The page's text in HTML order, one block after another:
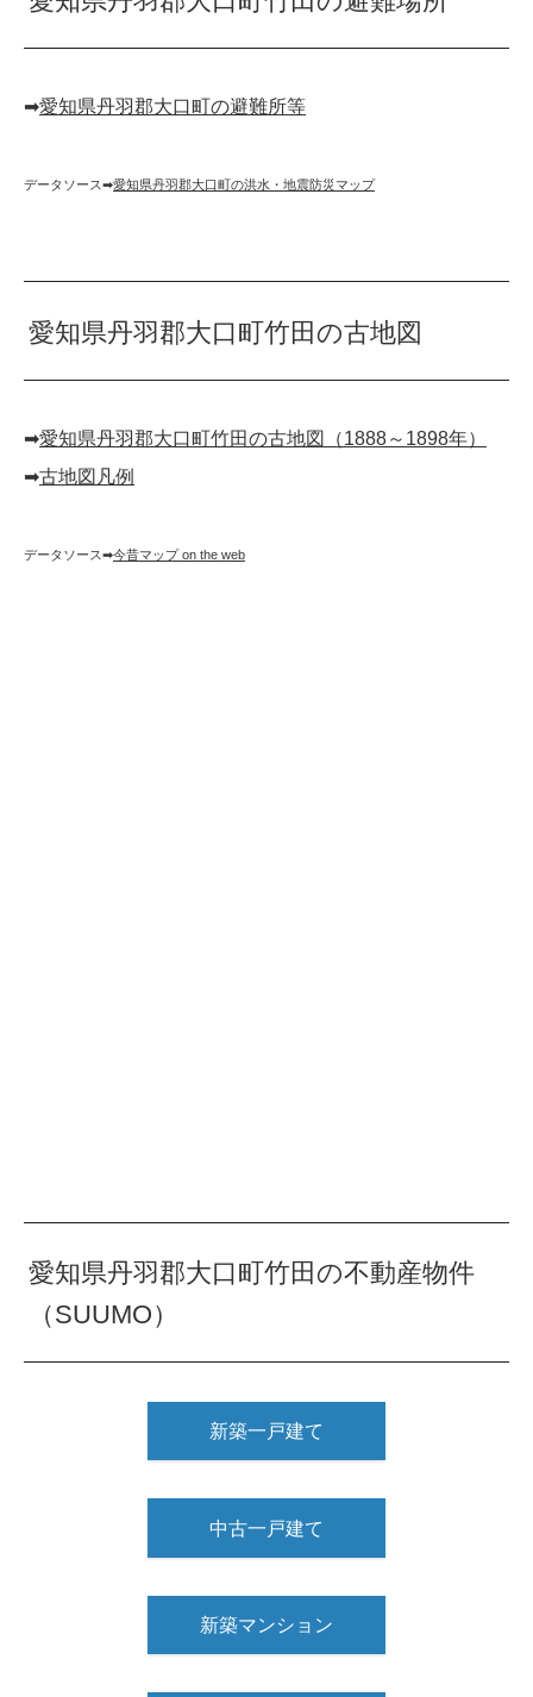
➡︎愛知県丹羽郡大口町の避難所等
データソース➡︎愛知県丹羽郡大口町の洪水・地震防災マップ
愛知県丹羽郡大口町竹田の古地図
➡︎愛知県丹羽郡大口町竹田の古地図（1888～1898年）
➡︎古地図凡例
データソース➡︎今昔マップ on the web
愛知県丹羽郡大口町竹田の不動産物件
（SUUMO）
新築一戸建て
中古一戸建て
新築マンション